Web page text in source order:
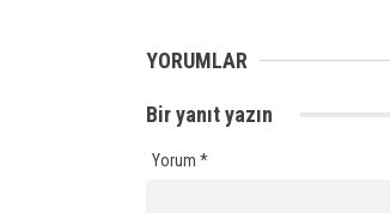
YORUMLAR
Bir yanıt yazın
Yorum *